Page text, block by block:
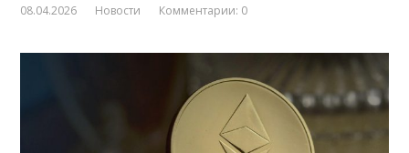
08.04.2026 Новости Комментарии: 0